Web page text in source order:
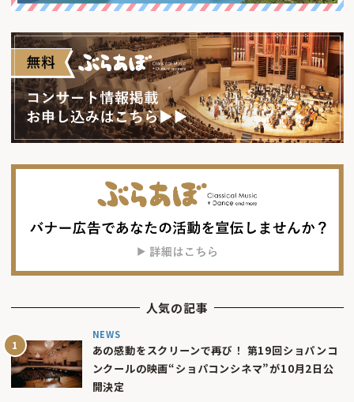
人気の記事
NEWS
あの感動をスクリーンで再び！ 第19回ショパンコ
ンクールの映画“ショパコンシネマ”が10月2日公
開決定